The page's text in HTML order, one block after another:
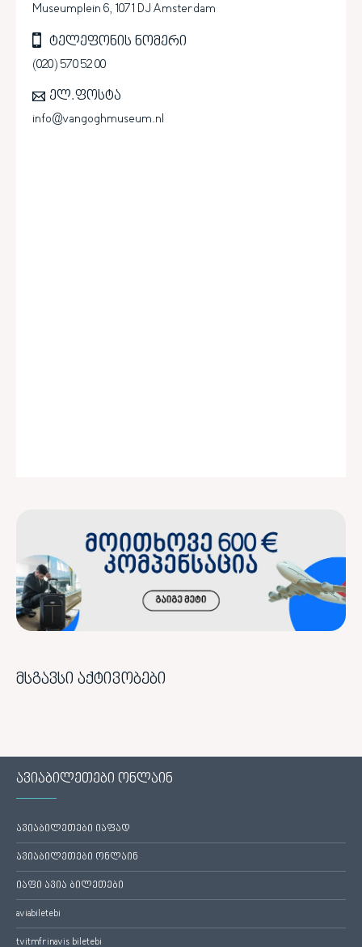
Museumplein 6, 1071 DJ Amsterdam
ტელეფონის ნომერი
(020) 570 52 00
ელ.ფოსტა
info@vangoghmuseum.nl
მსგავსი აქტივობები
ავიაბილეთები ონლაინ
ავიაბილეთები იაფად
ავიაბილეთები ონლაინ
იაფი ავია ბილეთები
aviabiletebi
tvitmfrinavis biletebi